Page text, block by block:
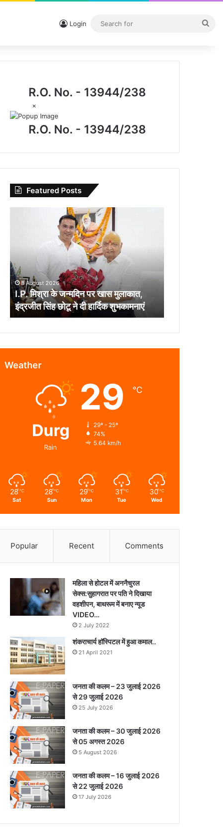
Login
R.O. No. - 13944/238
×
R.O. No. - 13944/238
Featured Posts
खास
मुलाकात,
इंद्रजीत
सिंह
छोटू
ने
शुभकामनाएं
8 August 2026
I.P. मिश्रा के जन्मदिन पर खास मुलाकात,
इंद्रजीत सिंह छोटू ने दी हार्दिक शुभकामनाएं
Weather
Durg
Rain
29 ℃
29º - 25º
74%
5.64 km/h
28 ℃
Sat
28 ℃
Sun
29 ℃
Mon
31 ℃
Tue
30 ℃
Wed
Popular Recent Comments
महिला से होटल में अननैचुरल
सेक्स:सुहागरात पर पति ने दिखाया
वहशीपन, बाथरूम में बनाए न्यूड
VIDEO…
2 July 2022
शंकराचार्य हॉस्पिटल में हुआ कमाल..
21 April 2021
जनता की कलम – 23 जुलाई 2026
से 29 जुलाई 2026
25 July 2026
जनता की कलम – 30 जुलाई 2026
से 05 अगस्त 2026
5 August 2026
जनता की कलम – 16 जुलाई 2026
से 22 जुलाई 2026
17 July 2026